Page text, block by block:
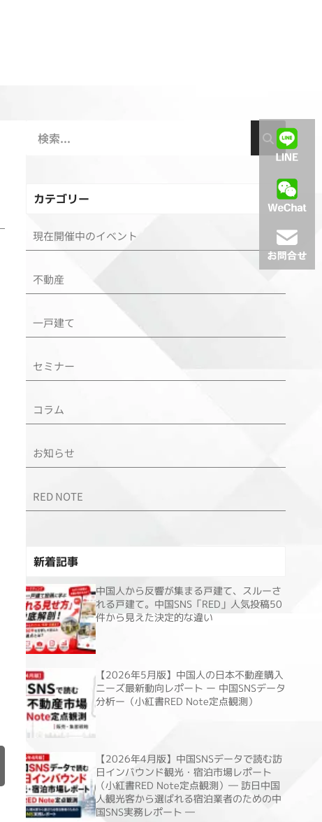
カテゴリー
現在開催中のイベント
不動産
一戸建て
セミナー
コラム
お知らせ
RED NOTE
新着記事
中国人から反響が集まる戸建て、スルーさ
れる戸建て。中国SNS「RED」人気投稿50
件から見えた決定的な違い
【2026年5月版】中国人の日本不動産購入
ニーズ最新動向レポート ー 中国SNSデータ
分析ー（小紅書RED Note定点観測）
【2026年4月版】中国SNSデータで読む訪
日インバウンド観光・宿泊市場レポート
（小紅書RED Note定点観測）― 訪日中国
人観光客から選ばれる宿泊業者のための中
国SNS実務レポート ―